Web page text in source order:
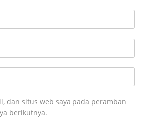
dan situs web saya pada peramban
berikutnya.